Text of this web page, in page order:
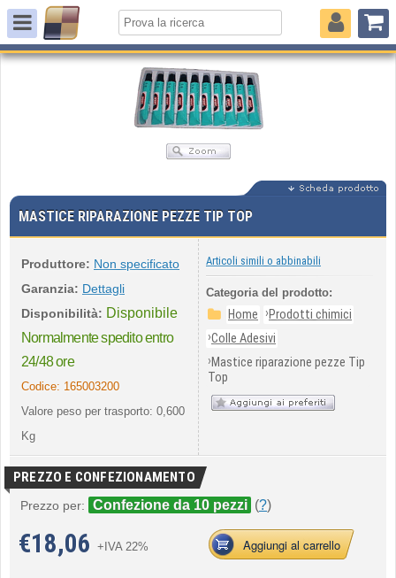
MASTICE RIPARAZIONE PEZZE TIP TOP
Produttore: Non specificato
Garanzia: Dettagli
Disponibilità: Disponibile
Normalmente spedito entro
24/48 ore
Codice: 165003200
Valore peso per trasporto: 0,600
Kg
Articoli simili o abbinabili
Categoria del prodotto:
Home ›Prodotti chimici
›Colle Adesivi
›Mastice riparazione pezze Tip
Top
PREZZO E CONFEZIONAMENTO
Prezzo per: Confezione da 10 pezzi (?)
€18,06 +IVA 22% Aggiungi al carrello